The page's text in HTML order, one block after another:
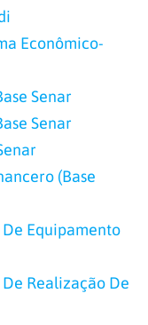
Econômico-
Senar
Senar
(Base
Equipamento
Realização De